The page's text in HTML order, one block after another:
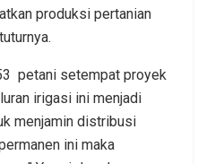
produksi pertanian
petani setempat proyek
irigasi ini menjadi
menjamin distribusi
ini maka